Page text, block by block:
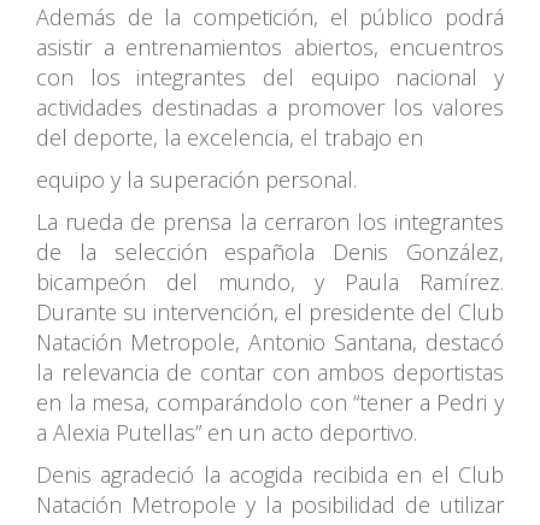
Además de la competición, el público podrá
asistir a entrenamientos abiertos, encuentros
con los integrantes del equipo nacional y
actividades destinadas a promover los valores
del deporte, la excelencia, el trabajo en
equipo y la superación personal.
La rueda de prensa la cerraron los integrantes
de la selección española Denis González,
bicampeón del mundo, y Paula Ramírez.
Durante su intervención, el presidente del Club
Natación Metropole, Antonio Santana, destacó
la relevancia de contar con ambos deportistas
en la mesa, comparándolo con “tener a Pedri y
a Alexia Putellas” en un acto deportivo.
Denis agradeció la acogida recibida en el Club
Natación Metropole y la posibilidad de utilizar